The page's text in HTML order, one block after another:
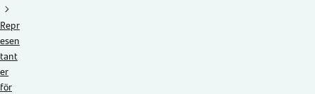
Repr
esen
tant
er
för